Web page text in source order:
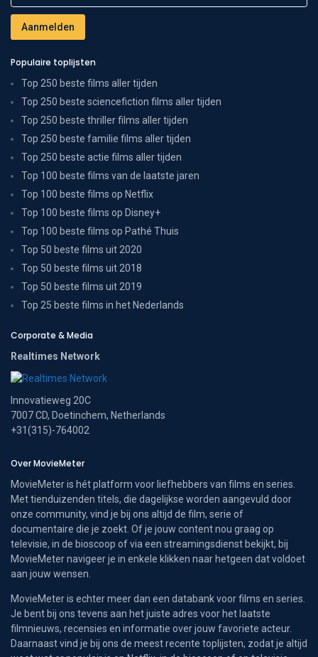
Populaire toplijsten
Top 250 beste films aller tijden
Top 250 beste sciencefiction films aller tijden
Top 250 beste thriller films aller tijden
Top 250 beste familie films aller tijden
Top 250 beste actie films aller tijden
Top 100 beste films van de laatste jaren
Top 100 beste films op Netflix
Top 100 beste films op Disney+
Top 100 beste films op Pathé Thuis
Top 50 beste films uit 2020
Top 50 beste films uit 2018
Top 50 beste films uit 2019
Top 25 beste films in het Nederlands
Corporate & Media
Realtimes Network
Innovatieweg 20C
7007 CD, Doetinchem, Netherlands
+31(315)-764002
Over MovieMeter
MovieMeter is hét platform voor liefhebbers van films en series.
Met tienduizenden titels, die dagelijkse worden aangevuld door
onze community, vind je bij ons altijd de film, serie of
documentaire die je zoekt. Of je jouw content nou graag op
televisie, in de bioscoop of via een streamingsdienst bekijkt, bij
MovieMeter navigeer je in enkele klikken naar hetgeen dat voldoet
aan jouw wensen.
MovieMeter is echter meer dan een databank voor films en series.
Je bent bij ons tevens aan het juiste adres voor het laatste
filmnieuws, recensies en informatie over jouw favoriete acteur.
Daarnaast vind je bij ons de meest recente toplijsten, zodat je altijd